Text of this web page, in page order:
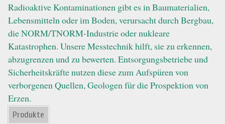
Radioaktive Kontaminationen gibt es in Baumaterialien,
Lebensmitteln oder im Boden, verursacht durch Bergbau,
die NORM/TNORM-Industrie oder nukleare
Katastrophen. Unsere Messtechnik hilft, sie zu erkennen,
abzugrenzen und zu bewerten. Entsorgungsbetriebe und
Sicherheitskräfte nutzen diese zum Aufspüren von
verborgenen Quellen, Geologen für die Prospektion von
Erzen.
Produkte